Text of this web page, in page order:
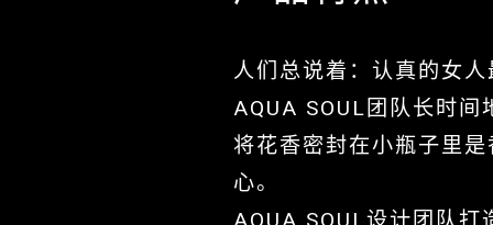
人们总说着：认真的女
AQUA SOUL团队长时
将花香密封在小瓶子里
心。